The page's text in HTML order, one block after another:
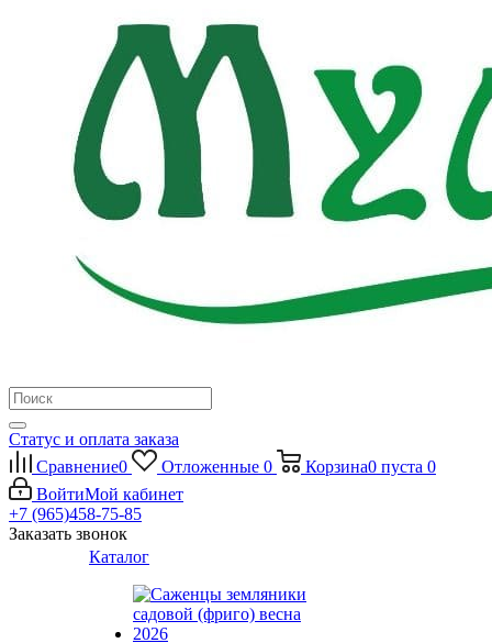
Статус и оплата заказа
Сравнение0 Отложенные 0 Корзина0 пуста 0
ВойтиМой кабинет
+7 (965)458-75-85
Заказать звонок
Каталог